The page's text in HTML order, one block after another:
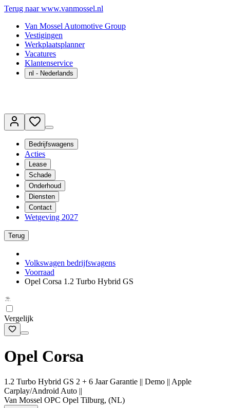
Terug naar www.vanmossel.nl
Van Mossel Automotive Group
Vestigingen
Werkplaatsplanner
Vacatures
Klantenservice
nl - Nederlands
Bedrijfswagens
Acties
Lease
Schade
Onderhoud
Diensten
Contact
Wetgeving 2027
Terug
Volkswagen bedrijfswagens
Voorraad
Opel Corsa 1.2 Turbo Hybrid GS
Vergelijk
Opel Corsa
1.2 Turbo Hybrid GS 2 + 6 Jaar Garantie || Demo || Apple
Carplay/Android Auto ||
Van Mossel OPC Opel Tilburg, (NL)